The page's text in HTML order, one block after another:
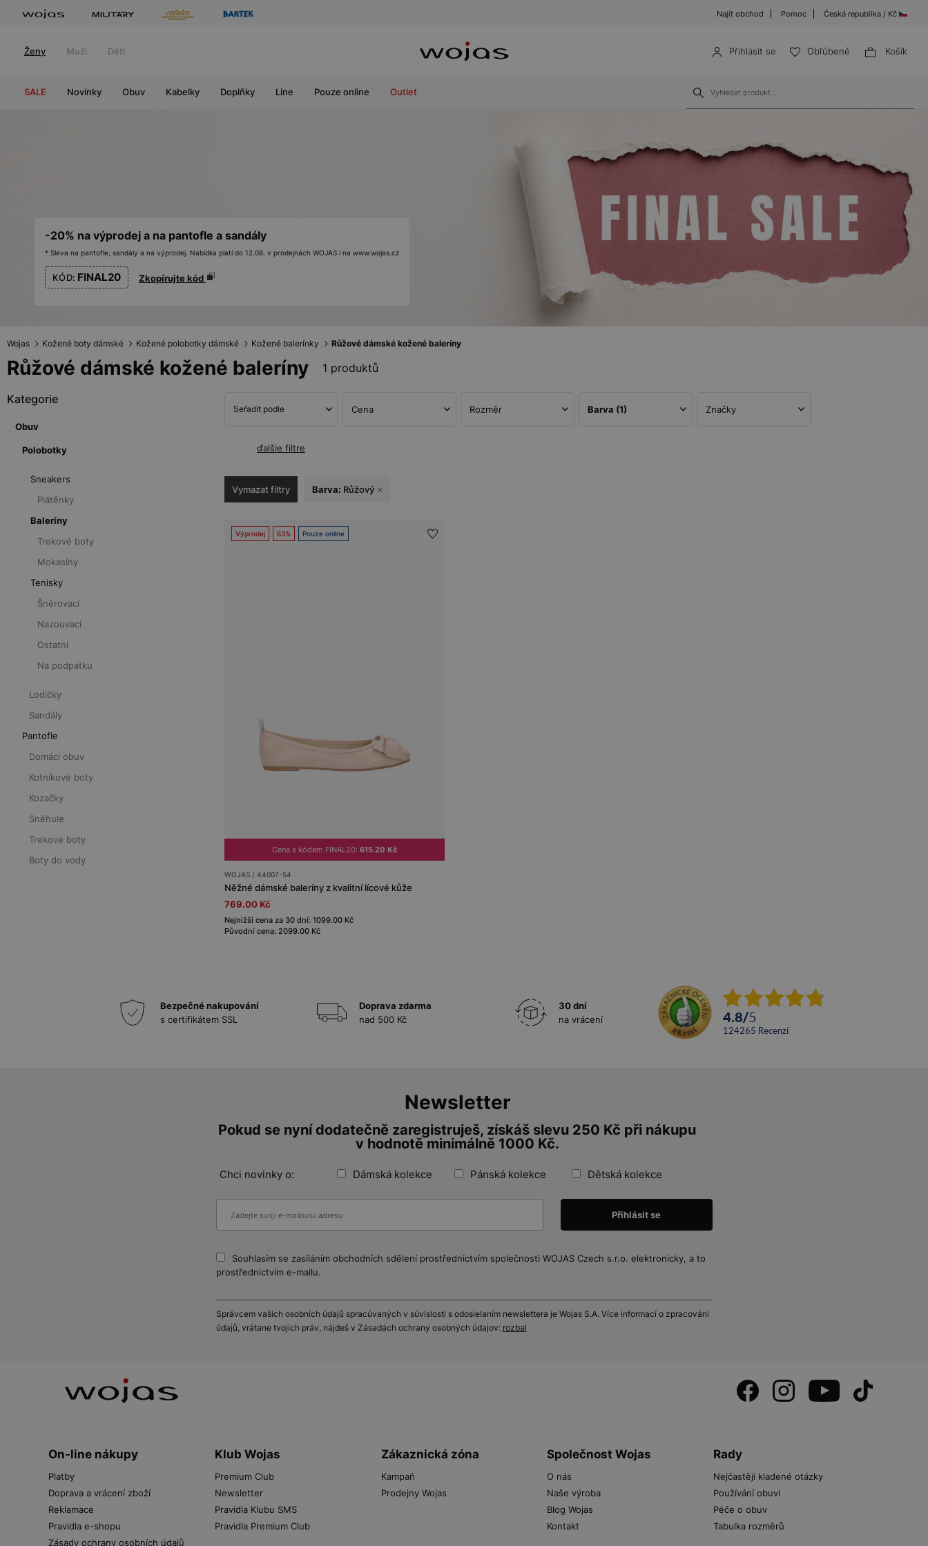
Najít obchod Pomoc Česká republika / Kč
Ženy Muži Děti Přihlásit se Obľúbené Košík
SALE Novinky Obuv Kabelky Doplňky Line Pouze online Outlet
-20% na výprodej a na pantofle a sandály
* Sleva na pantofle, sandály a na výprodej. Nabídka platí do 12.08. v prodejnách WOJAS i na www.wojas.cz
KÓD: FINAL20 Zkopírujte kód
Wojas Kožené boty dámské Kožené polobotky dámské Kožené balerínky Růžové dámské kožené baleríny
Růžové dámské kožené baleríny 1 produktů
Kategorie
Obuv
Polobotky
Sneakers
Plátěnky
Baleríny
Trekové boty
Mokasíny
Tenisky
Šněrovací
Nazouvací
Ostatní
Na podpatku
Lodičky
Sandály
Pantofle
Domácí obuv
Kotníkové boty
Kozačky
Sněhule
Trekové boty
Boty do vody
Seřadit podle Cena Rozměr Barva (1) Značky
ďalšie filtre
Vymazat filtry Barva: Růžový
Výprodej 63% Pouze online
Cena s kódem FINAL20: 615.20 Kč
WOJAS / 44007-54
Něžné dámské baleríny z kvalitní lícové kůže
769.00 Kč
Nejnižší cena za 30 dní: 1099.00 Kč
Původní cena: 2099.00 Kč
Bezpečné nakupování
s certifikátem SSL
Doprava zdarma
nad 500 Kč
30 dní
na vrácení
4.8/5
124265 recenzí
Newsletter
Pokud se nyní dodatečně zaregistruješ, získáš slevu 250 Kč při nákupu
v hodnotě minimálně 1000 Kč.
Chci novinky o: Dámská kolekce Pánská kolekce Dětská kolekce
Souhlasím se zasíláním obchodních sdělení prostřednictvím společnosti WOJAS Czech s.r.o. elektronicky, a to
prostřednictvím e-mailu.
Správcem vašich osobních údajů spracúvaných v súvislosti s odosielaním newslettera je Wojas S.A. Více informací o zpracování
údajů, vrátane tvojich práv, nájdeš v Zásadách ochrany osobných údajov: rozbal
On-line nákupy
Platby
Doprava a vrácení zboží
Reklamace
Pravidla e-shopu
Zásady ochrany osobních údajů
Klub Wojas
Premium Club
Newsletter
Pravidla Klubu SMS
Pravidla Premium Club
Zákaznická zóna
Kampaň
Prodejny Wojas
Společnost Wojas
O nás
Naše výroba
Blog Wojas
Kontakt
Rady
Nejčastěji kladené otázky
Používání obuvi
Péče o obuv
Tabulka rozměrů